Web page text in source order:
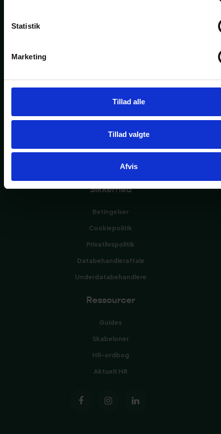
Statistik
Marketing
Tillad alle
Tillad valgte
Afvis
Funktioner
Priser
Om HRfamly
Sikkerhed
Betingelser
Cookiepolitik
Privatlivspolitik
Databehandleraftale
Underdatabehandlere
Ressourcer
Guides
Skabeloner
HR-ordbog
Aktuelt HR